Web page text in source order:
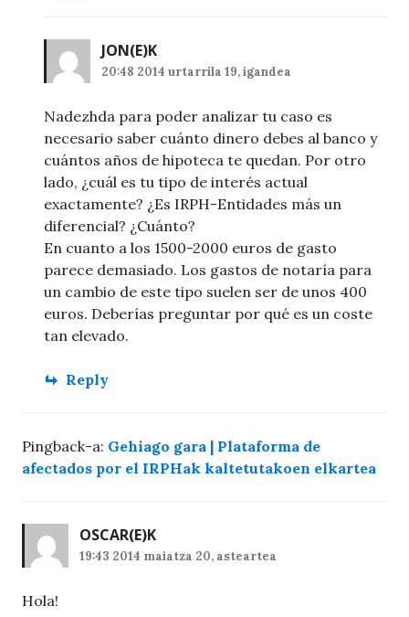
JON(E)K
20:48 2014 urtarrila 19, igandea
Nadezhda para poder analizar tu caso es
necesario saber cuánto dinero debes al banco y
cuántos años de hipoteca te quedan. Por otro
lado, ¿cuál es tu tipo de interés actual
exactamente? ¿Es IRPH-Entidades más un
diferencial? ¿Cuánto?
En cuanto a los 1500-2000 euros de gasto
parece demasiado. Los gastos de notaría para
un cambio de este tipo suelen ser de unos 400
euros. Deberías preguntar por qué es un coste
tan elevado.
Reply
Pingback-a: Gehiago gara | Plataforma de
afectados por el IRPHak kaltetutakoen elkartea
OSCAR(E)K
19:43 2014 maiatza 20, asteartea
Hola!